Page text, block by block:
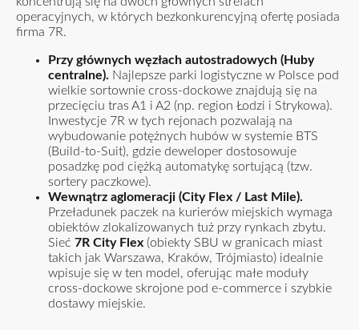
operacyjnych, w których bezkonkurencyjną ofertę posiada
firma 7R.
Przy głównych węzłach autostradowych (Huby
centralne). Najlepsze parki logistyczne w Polsce pod
wielkie sortownie cross-dockowe znajdują się na
przecięciu tras A1 i A2 (np. region Łodzi i Strykowa).
Inwestycje 7R w tych rejonach pozwalają na
wybudowanie potężnych hubów w systemie BTS
(Build-to-Suit), gdzie deweloper dostosowuje
posadzkę pod ciężką automatykę sortującą (tzw.
sortery paczkowe).
Wewnątrz aglomeracji (City Flex / Last Mile).
Przeładunek paczek na kurierów miejskich wymaga
obiektów zlokalizowanych tuż przy rynkach zbytu.
Sieć 7R City Flex (obiekty SBU w granicach miast
takich jak Warszawa, Kraków, Trójmiasto) idealnie
wpisuje się w ten model, oferując małe moduły
cross-dockowe skrojone pod e-commerce i szybkie
dostawy miejskie.